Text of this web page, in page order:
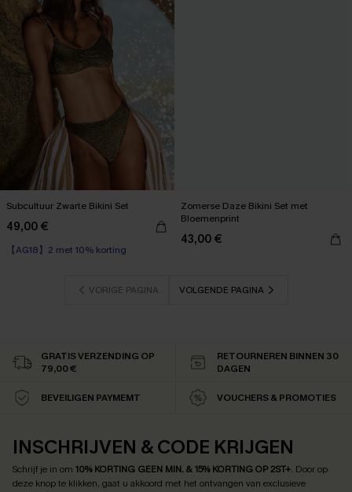
Subcultuur Zwarte Bikini Set
49,00 €
【AG18】2 met 10% korting
Zomerse Daze Bikini Set met
Bloemenprint
43,00 €
VORIGE PAGINA VOLGENDE PAGINA
GRATIS VERZENDING OP
79,00 €
RETOURNEREN BINNEN 30
DAGEN
BEVEILIGEN PAYMEMT VOUCHERS & PROMOTIES
INSCHRIJVEN & CODE KRIJGEN
Schrijf je in om 10% KORTING GEEN MIN. & 15% KORTING OP 2ST+. Door op
deze knop te klikken, gaat u akkoord met het ontvangen van exclusieve